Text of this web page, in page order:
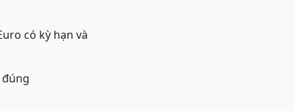
có kỳ hạn và
đúng